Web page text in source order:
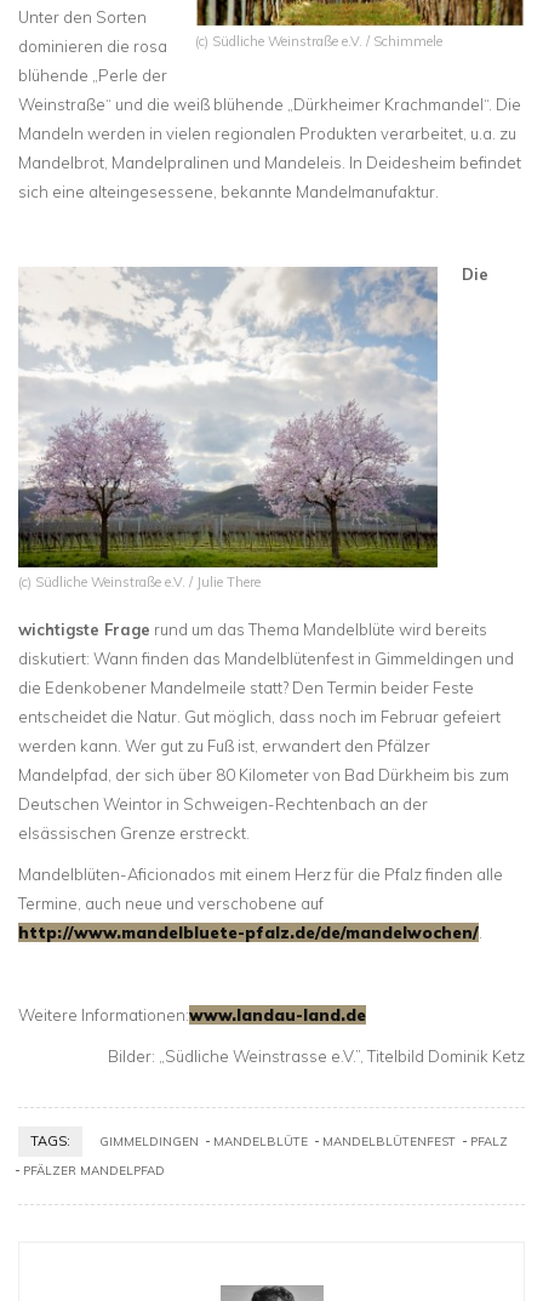
(c) Südliche Weinstraße e.V. / Schimmele
Unter den Sorten
dominieren die rosa
blühende „Perle der
Weinstraße“ und die weiß blühende „Dürkheimer Krachmandel“. Die
Mandeln werden in vielen regionalen Produkten verarbeitet, u.a. zu
Mandelbrot, Mandelpralinen und Mandeleis. In Deidesheim befindet
sich eine alteingesessene, bekannte Mandelmanufaktur.
(c) Südliche Weinstraße e.V. / Julie There
Die
wichtigste Frage rund um das Thema Mandelblüte wird bereits
diskutiert: Wann finden das Mandelblütenfest in Gimmeldingen und
die Edenkobener Mandelmeile statt? Den Termin beider Feste
entscheidet die Natur. Gut möglich, dass noch im Februar gefeiert
werden kann. Wer gut zu Fuß ist, erwandert den Pfälzer
Mandelpfad, der sich über 80 Kilometer von Bad Dürkheim bis zum
Deutschen Weintor in Schweigen-Rechtenbach an der
elsässischen Grenze erstreckt.
Mandelblüten-Aficionados mit einem Herz für die Pfalz finden alle
Termine, auch neue und verschobene auf
http://www.mandelbluete-pfalz.de/de/mandelwochen/
Weitere Informationen:www.landau-land.de
Bilder: „Südliche Weinstrasse e.V.”, Titelbild Dominik Ketz
TAGS: GIMMELDINGEN MANDELBLÜTE MANDELBLÜTENFEST
PFALZ
PFÄLZER MANDELPFAD